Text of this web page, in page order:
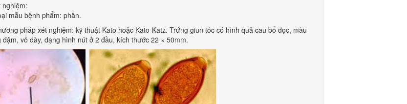
nghiệm:
mẫu bệnh phẩm: phân.
pháp xét nghiệm: kỹ thuật Kato hoặc Kato-Katz. Trứng giun tóc có hình quả cau bổ dọc, màu
đậm, vỏ dày, dạng hình nút ở 2 đầu, kích thước 22 × 50mm.